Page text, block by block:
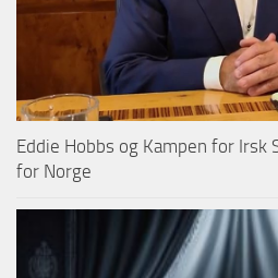
Eddie Hobbs og Kampen for Irsk
for Norge